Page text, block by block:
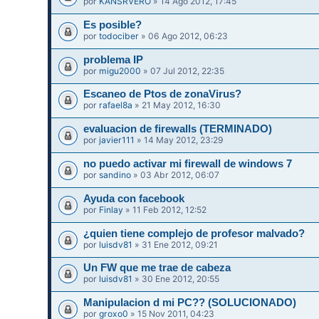
Es posible?
portodociber » 06 Ago 2012, 06:23
problema IP
por migu2000 » 07 Jul 2012, 22:35
Escaneo de Ptos de zonaVirus?
por rafael8a » 21 May 2012, 16:30
evaluacion de firewalls (TERMINADO)
porjavier111 » 14 May 2012, 23:29
no puedo activar mi firewall de windows 7
porsandino » 03 Abr 2012, 06:07
Ayuda con facebook
por Finlay » 11 Feb 2012, 12:52
¿quien tiene complejo de profesor malvado?
por luisdv81 » 31 Ene 2012, 09:21
Un FW que me trae de cabeza
por luisdv81 » 30 Ene 2012, 20:55
Manipulacion d mi PC?? (SOLUCIONADO)
porgroxo0 » 15 Nov 2011, 04:23